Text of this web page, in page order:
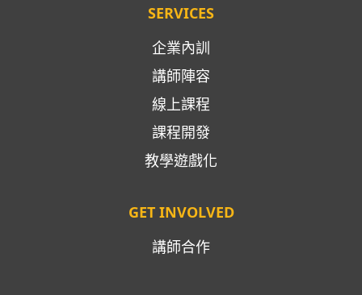
SERVICES
企業內訓
講師陣容
線上課程
課程開發
教學遊戲化
GET INVOLVED
講師合作